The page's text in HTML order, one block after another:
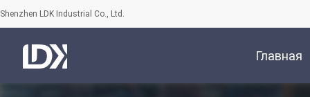
Shenzhen LDK Industrial Co., Ltd.
Главная